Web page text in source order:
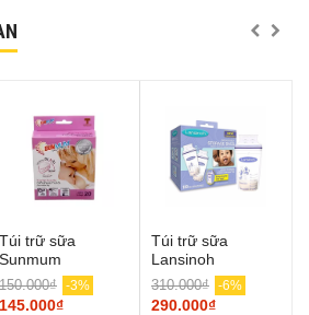
Túi trữ sữa
Sunmum
150.000₫ -3%
145.000₫
Túi trữ sữa
Lansinoh
310.000₫ -6%
290.000₫